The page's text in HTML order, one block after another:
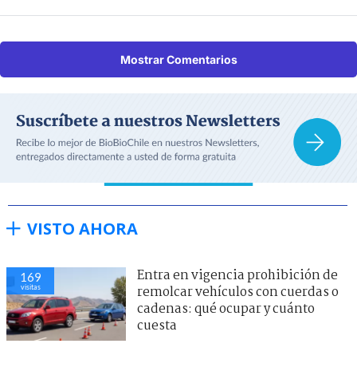
Mostrar Comentarios
VISTO AHORA
169
visitas
Entra en vigencia prohibición de
remolcar vehículos con cuerdas o
cadenas: qué ocupar y cuánto
cuesta